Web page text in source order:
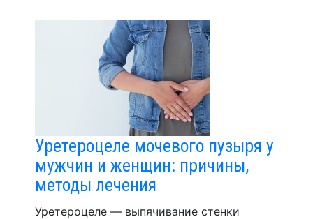
Уретероцеле мочевого пузыря у
мужчин и женщин: причины,
методы лечения
Уретероцеле — выпячивание стенки